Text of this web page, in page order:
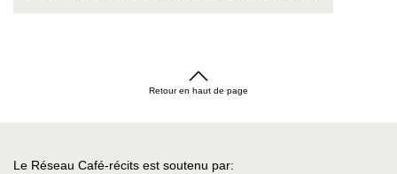
Retour en haut de page
Le Réseau Café-récits est soutenu par: